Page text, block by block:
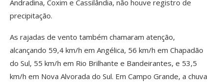
Andradina, Coxim e Cassilândia, não houve registro de
precipitação.
As rajadas de vento também chamaram atenção,
alcançando 59,4 km/h em Angélica, 56 km/h em Chapadão
do Sul, 55 km/h em Rio Brilhante e Bandeirantes, e 53,5
km/h em Nova Alvorada do Sul. Em Campo Grande, a chuva